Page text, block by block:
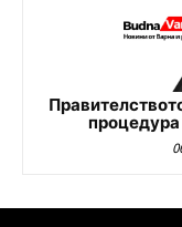
процедура